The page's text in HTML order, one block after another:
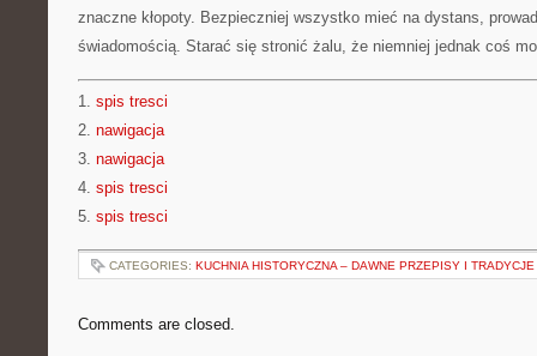
znaczne kłopoty. Bezpieczniej wszystko mieć na dystans,
świadomością. Starać się stronić żalu, że niemniej jednak coś
1. spis tresci
2. nawigacja
3. nawigacja
4. spis tresci
5. spis tresci
CATEGORIES: KUCHNIA HISTORYCZNA – DAWNE PRZEPISY I TRADYCJE
Comments are closed.